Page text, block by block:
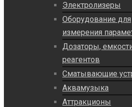
Электролизеры
Оборудование для
измерения
Дозаторы,
реагентов
Сматывающие
Аквамузыка
Аттракционы